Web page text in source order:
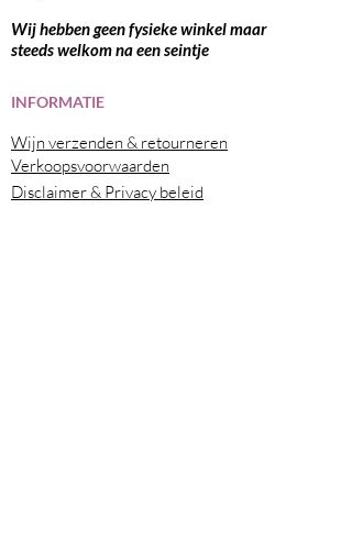
Wij hebben geen fysieke winkel maar
steeds welkom na een seintje
INFORMATIE
Wijn verzenden & retourneren
Verkoopsvoorwaarden
Disclaimer & Privacy beleid